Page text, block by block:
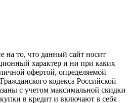
то, что данный сайт носит
характер и ни при каких
офертой, определяемой
кодекса Российской
с учетом максимальной скидки
в кредит и включают в себя